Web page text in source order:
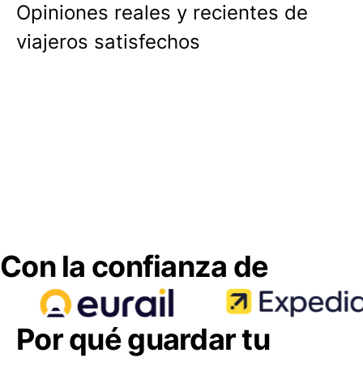
Opiniones reales y recientes de
viajeros satisfechos
Con la confianza de
Por qué guardar tu